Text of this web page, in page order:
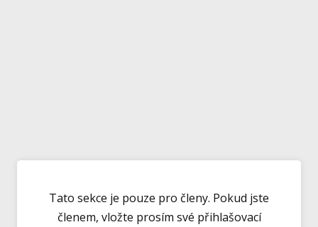
Tato sekce je pouze pro členy. Pokud jste
členem, vložte prosím své přihlašovací